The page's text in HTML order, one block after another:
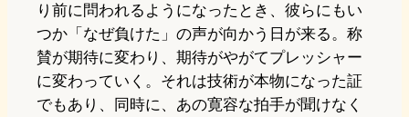
り前に問われるようになったとき、彼らにもい
つか「なぜ負けた」の声が向かう日が来る。称
賛が期待に変わり、期待がやがてプレッシャー
に変わっていく。それは技術が本物になった証
でもあり、同時に、あの寛容な拍手が聞けなく